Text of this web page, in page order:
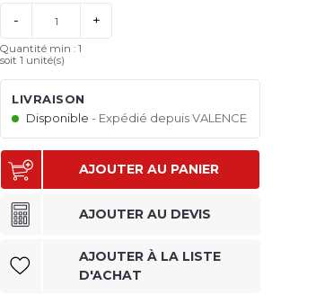
- +
Quantité min : 1
soit 1 unité(s)
LIVRAISON
Disponible
Expédié depuis VALENCE
AJOUTER AU PANIER
AJOUTER AU DEVIS
AJOUTER À LA LISTE
D'ACHAT